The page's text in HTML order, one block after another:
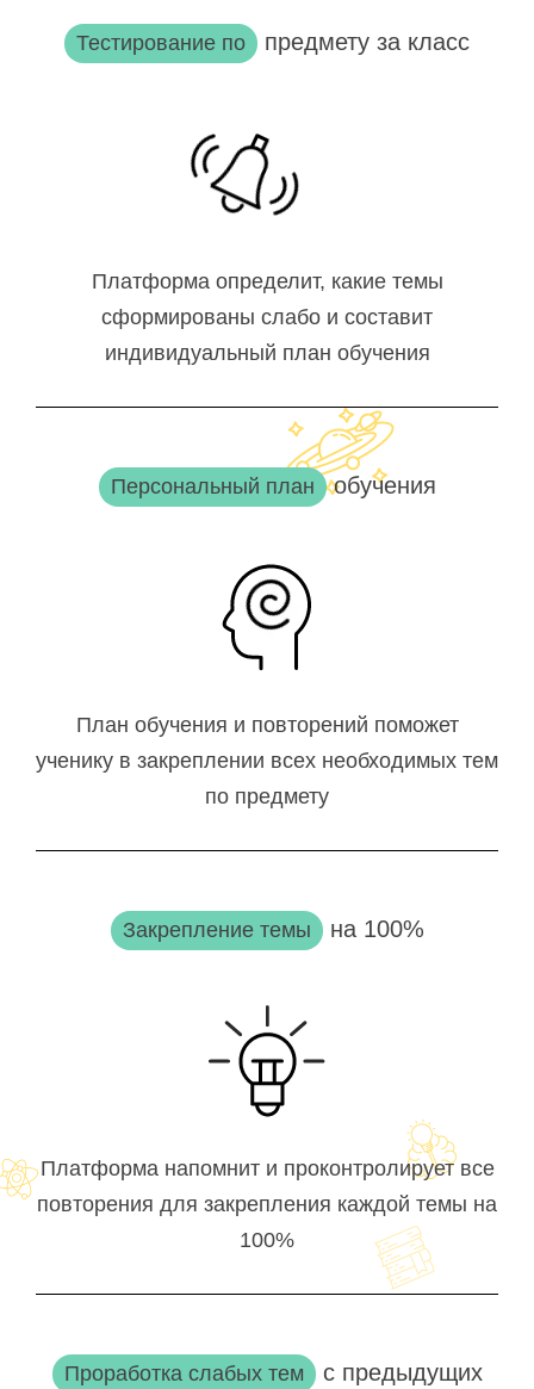
Тестирование по предмету за класс
Платформа определит, какие темы
сформированы слабо и составит
индивидуальный план обучения
Персональный план обучения
План обучения и повторений поможет
ученику в закреплении всех необходимых тем
по предмету
Закрепление темы на 100%
Платформа напомнит и проконтролирует все
повторения для закрепления каждой темы на
100%
Проработка слабых тем с предыдущих